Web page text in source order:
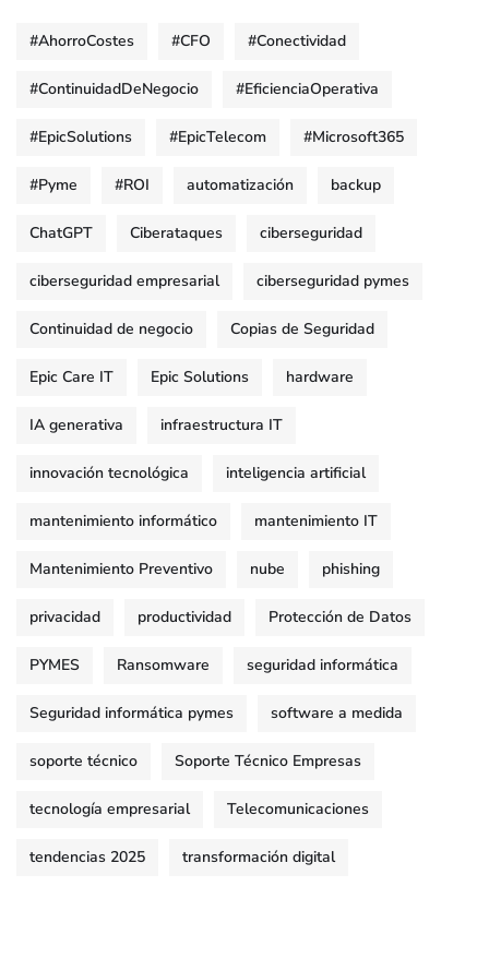
#AhorroCostes #CFO #Conectividad
#ContinuidadDeNegocio #EficienciaOperativa
#EpicSolutions #EpicTelecom #Microsoft365
#Pyme #ROI automatización backup
ChatGPT Ciberataques ciberseguridad
ciberseguridad empresarial ciberseguridad pymes
Continuidad de negocio Copias de Seguridad
Epic Care IT Epic Solutions hardware
IA generativa infraestructura IT
innovación tecnológica inteligencia artificial
mantenimiento informático mantenimiento IT
Mantenimiento Preventivo nube phishing
privacidad productividad Protección de Datos
PYMES Ransomware seguridad informática
Seguridad informática pymes software a medida
soporte técnico Soporte Técnico Empresas
tecnología empresarial Telecomunicaciones
tendencias 2025 transformación digital